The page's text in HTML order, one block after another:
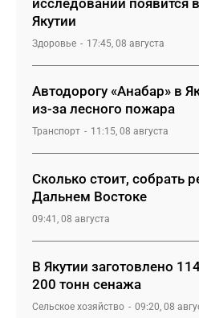
исследований появится
Якутии
Здоровье 17:45, 08 августа
Автодорогу «Анабар» в
из-за лесного пожара
Транспорт 11:15, 08 августа
Сколько стоит, собрать
Дальнем Востоке
09:41, 08 августа
В Якутии заготовлено
200 тонн сенажа
Сельское хозяйство 09:20, 08